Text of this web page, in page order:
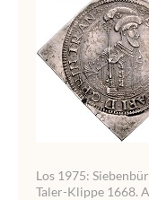
Los 1975:
Taler-Klippe 1668.